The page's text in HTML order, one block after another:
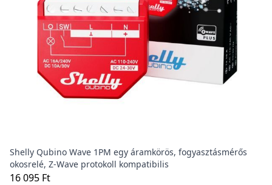
Shelly Qubino Wave 1PM egy áramkörös, fogyasztásmérős
okosrelé, Z-Wave protokoll kompatibilis
16 095 Ft